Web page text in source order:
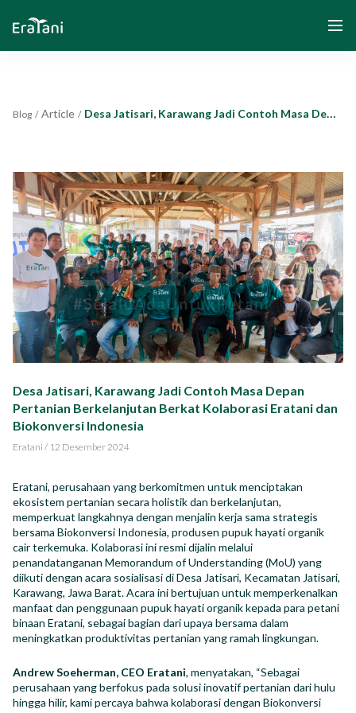
About Us
Solution
Community and Program
Yayasan Segenggam Beras
Media
Career
ID EN
Blog / Article / Desa Jatisari, Karawang Jadi Contoh Masa Depan Pertanian Berkelanjutan Berkat Kolaborasi Eratani dan Biokonversi Indonesia
Desa Jatisari, Karawang Jadi Contoh Masa Depan
Pertanian Berkelanjutan Berkat Kolaborasi Eratani dan
Biokonversi Indonesia
Eratani / 12 Desember 2024
Eratani, perusahaan yang berkomitmen untuk menciptakan
ekosistem pertanian secara holistik dan berkelanjutan,
memperkuat langkahnya dengan menjalin kerja sama strategis
bersama Biokonversi Indonesia, produsen pupuk hayati organik
cair terkemuka. Kolaborasi ini resmi dijalin melalui
penandatanganan Memorandum of Understanding (MoU) yang
diikuti dengan acara sosialisasi di Desa Jatisari, Kecamatan Jatisari,
Karawang, Jawa Barat. Acara ini bertujuan untuk memperkenalkan
manfaat dan penggunaan pupuk hayati organik kepada para petani
binaan Eratani, sebagai bagian dari upaya bersama dalam
meningkatkan produktivitas pertanian yang ramah lingkungan.
Andrew Soeherman, CEO Eratani, menyatakan, “Sebagai
perusahaan yang berfokus pada solusi inovatif pertanian dari hulu
hingga hilir, kami percaya bahwa kolaborasi dengan Biokonversi